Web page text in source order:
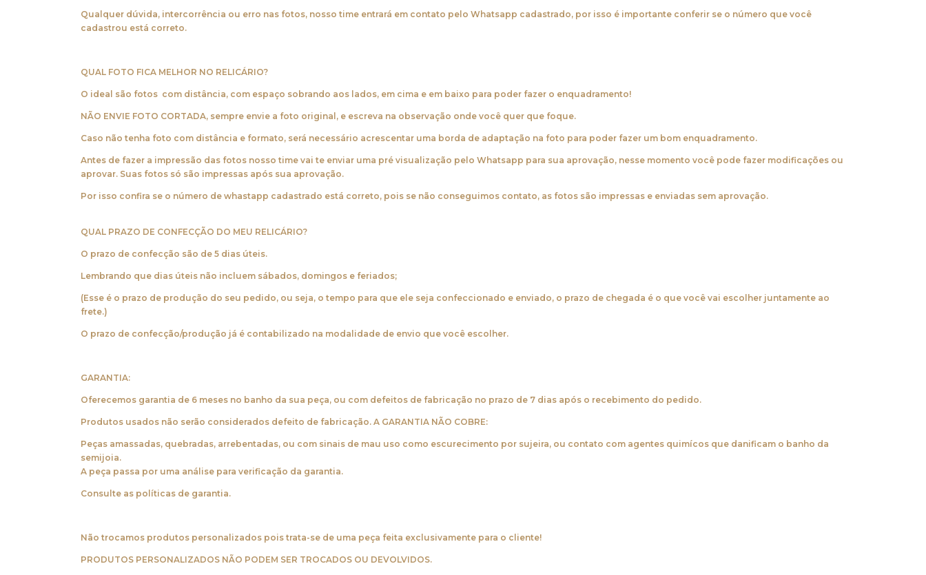
Qualquer dúvida, intercorrência ou erro nas fotos, nosso time entrará em contato pelo Whatsapp cadastrado, por isso é importante conferir se o número que você
cadastrou está correto.
QUAL FOTO FICA MELHOR NO RELICÁRIO?
O ideal são fotos com distância, com espaço sobrando aos lados, em cima e em baixo para poder fazer o enquadramento!
NÃO ENVIE FOTO CORTADA, sempre envie a foto original, e escreva na observação onde você quer que foque.
Caso não tenha foto com distância e formato, será necessário acrescentar uma borda de adaptação na foto para poder fazer um bom enquadramento.
Antes de fazer a impressão das fotos nosso time vai te enviar uma pré visualização pelo Whatsapp para sua aprovação, nesse momento você pode fazer modificações ou
aprovar. Suas fotos só são impressas após sua aprovação.
Por isso confira se o número de whastapp cadastrado está correto, pois se não conseguimos contato, as fotos são impressas e enviadas sem aprovação.
QUAL PRAZO DE CONFECÇÃO DO MEU RELICÁRIO?
O prazo de confecção são de 5 dias úteis.
Lembrando que dias úteis não incluem sábados, domingos e feriados;
(Esse é o prazo de produção do seu pedido, ou seja, o tempo para que ele seja confeccionado e enviado, o prazo de chegada é o que você vai escolher juntamente ao
frete.)
O prazo de confecção/produção já é contabilizado na modalidade de envio que você escolher.
GARANTIA:
Oferecemos garantia de 6 meses no banho da sua peça, ou com defeitos de fabricação no prazo de 7 dias após o recebimento do pedido.
Produtos usados não serão considerados defeito de fabricação. A GARANTIA NÃO COBRE:
Peças amassadas, quebradas, arrebentadas, ou com sinais de mau uso como escurecimento por sujeira, ou contato com agentes quimícos que danificam o banho da
semijoia.
A peça passa por uma análise para verificação da garantia.
Consulte as políticas de garantia.
‌Não trocamos produtos personalizados pois trata-se de uma peça feita exclusivamente para o cliente!
PRODUTOS PERSONALIZADOS NÃO PODEM SER TROCADOS OU DEVOLVIDOS.